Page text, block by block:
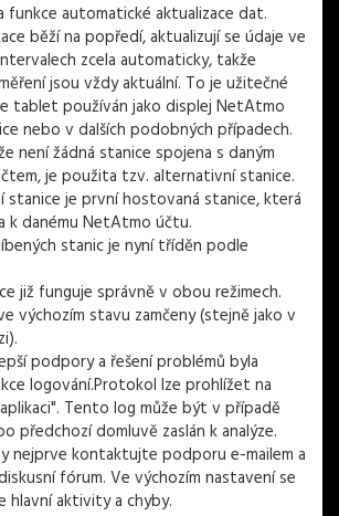
funkce automatické aktualizace dat.
běží na popředí, aktualizují se údaje ve
zcela automaticky, takže
jsou vždy aktuální. To je užitečné
tablet používán jako displej NetAtmo
nebo v dalších podobných případech.
není žádná stanice spojena s daným
je použita tzv. alternativní stanice.
je první hostovaná stanice, která
k danému NetAtmo účtu.
stanic je nyní tříděn podle
již funguje správně v obou režimech.
výchozím stavu zamčeny (stejně jako v
podpory a řešení problémů byla
logování.Protokol lze prohlížet na
Tento log může být v případě
předchozí domluvě zaslán k analýze.
nejprve kontaktujte podporu e-mailem a
fórum. Ve výchozím nastavení se
hlavní aktivity a chyby.